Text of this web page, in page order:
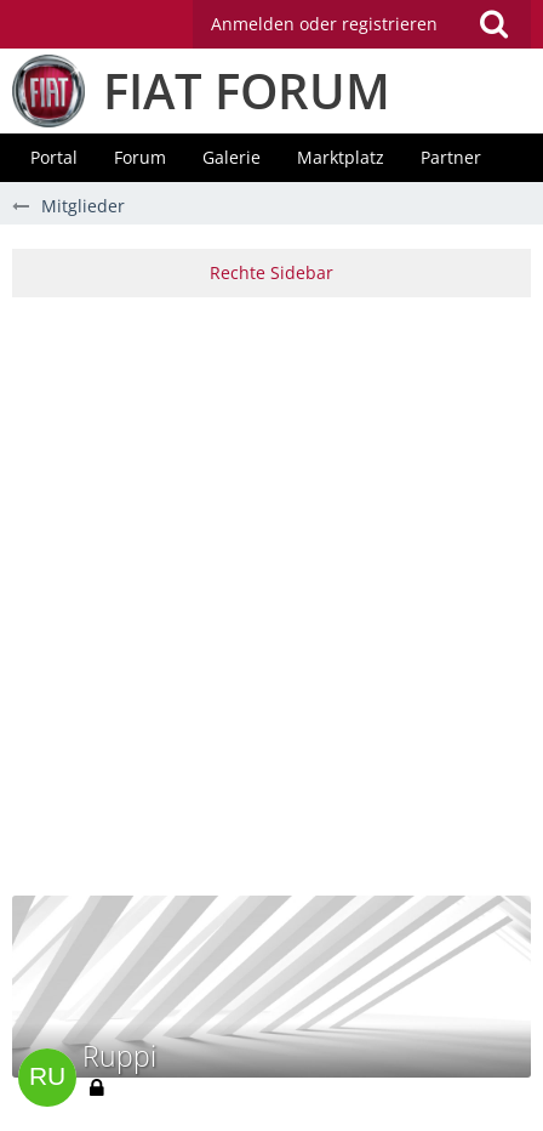
Anmelden oder registrieren
FIAT FORUM
Portal Forum Galerie Marktplatz Partner
Mitglieder
Ruppi